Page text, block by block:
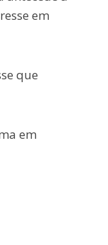
em
que
em